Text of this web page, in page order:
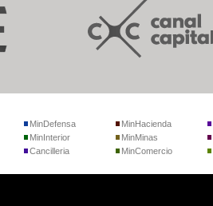
MinDefensa
MinInterior
Cancilleria
MinHacienda
MinMinas
MinComercio